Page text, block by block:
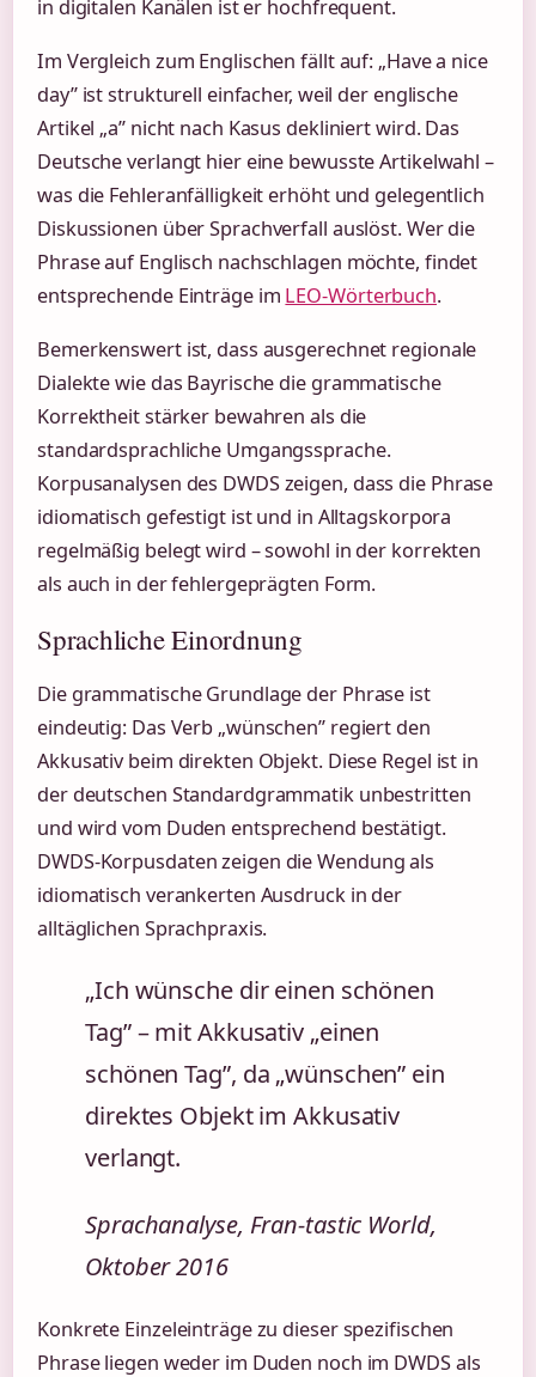
in digitalen Kanälen ist er hochfrequent.
Im Vergleich zum Englischen fällt auf: „Have a nice
day” ist strukturell einfacher, weil der englische
Artikel „a” nicht nach Kasus dekliniert wird. Das
Deutsche verlangt hier eine bewusste Artikelwahl –
was die Fehleranfälligkeit erhöht und gelegentlich
Diskussionen über Sprachverfall auslöst. Wer die
Phrase auf Englisch nachschlagen möchte, findet
entsprechende Einträge im LEO-Wörterbuch.
Bemerkenswert ist, dass ausgerechnet regionale
Dialekte wie das Bayrische die grammatische
Korrektheit stärker bewahren als die
standardsprachliche Umgangssprache.
Korpusanalysen des DWDS zeigen, dass die Phrase
idiomatisch gefestigt ist und in Alltagskorpora
regelmäßig belegt wird – sowohl in der korrekten
als auch in der fehlergeprägten Form.
Sprachliche Einordnung
Die grammatische Grundlage der Phrase ist
eindeutig: Das Verb „wünschen” regiert den
Akkusativ beim direkten Objekt. Diese Regel ist in
der deutschen Standardgrammatik unbestritten
und wird vom Duden entsprechend bestätigt.
DWDS-Korpusdaten zeigen die Wendung als
idiomatisch verankerten Ausdruck in der
alltäglichen Sprachpraxis.
„Ich wünsche dir einen schönen
Tag” – mit Akkusativ „einen
schönen Tag”, da „wünschen” ein
direktes Objekt im Akkusativ
verlangt.
Sprachanalyse, Fran-tastic World,
Oktober 2016
Konkrete Einzeleinträge zu dieser spezifischen
Phrase liegen weder im Duden noch im DWDS als